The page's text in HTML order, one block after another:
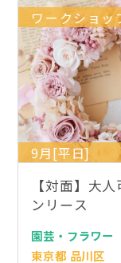
ワークショッ
9月[平日]
【対面】大
ンリース
園芸・フラワー
東京都 品川区